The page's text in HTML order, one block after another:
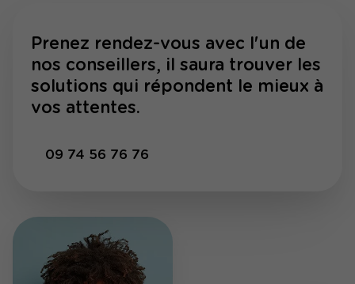
Prenez rendez-vous avec l'un de
nos conseillers, il saura trouver les
solutions qui répondent le mieux à
vos attentes.
09 74 56 76 76